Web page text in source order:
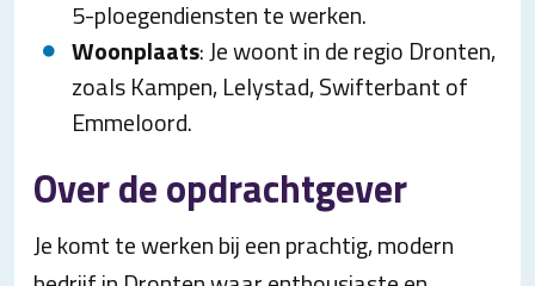
5-ploegendiensten te werken.
Woonplaats: Je woont in de regio Dronten,
zoals Kampen, Lelystad, Swifterbant of
Emmeloord.
Over de opdrachtgever
Je komt te werken bij een prachtig, modern